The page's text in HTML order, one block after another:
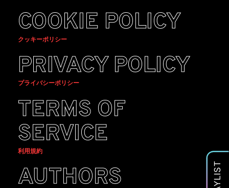
COOKIE POLICY
クッキーポリシー
PRIVACY POLICY
プライバシーポリシー
TERMS OF
SERVICE
利用規約
AUTHORS